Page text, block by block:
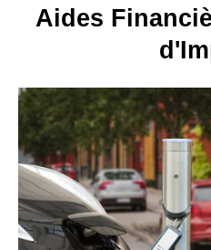
Aides